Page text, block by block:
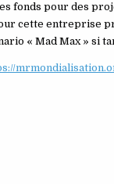
fonds pour des
cette entreprise
« Mad Max » si